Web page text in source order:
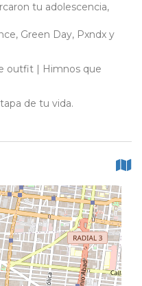
tu adolescencia,
Green Day, Pxndx y
outfit | Himnos que
de tu vida.